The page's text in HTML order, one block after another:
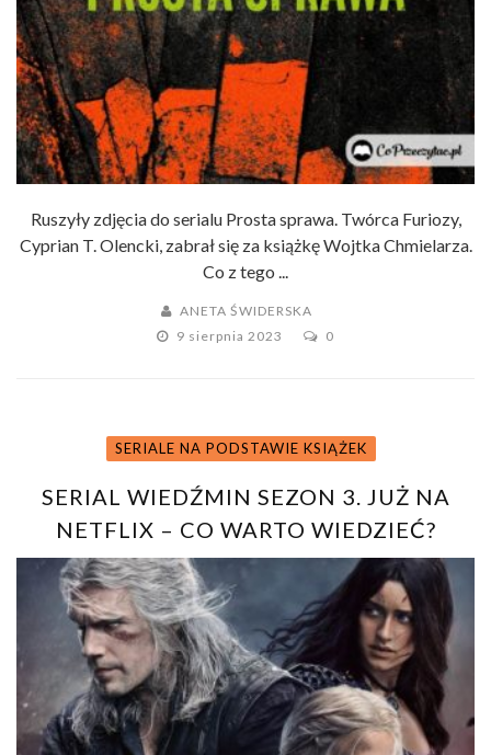
Ruszyły zdjęcia do serialu Prosta sprawa. Twórca Furiozy,
Cyprian T. Olencki, zabrał się za książkę Wojtka Chmielarza.
Co z tego ...
ANETA ŚWIDERSKA
9 sierpnia 2023
0
SERIALE NA PODSTAWIE KSIĄŻEK
SERIAL WIEDŹMIN SEZON 3. JUŻ NA
NETFLIX – CO WARTO WIEDZIEĆ?